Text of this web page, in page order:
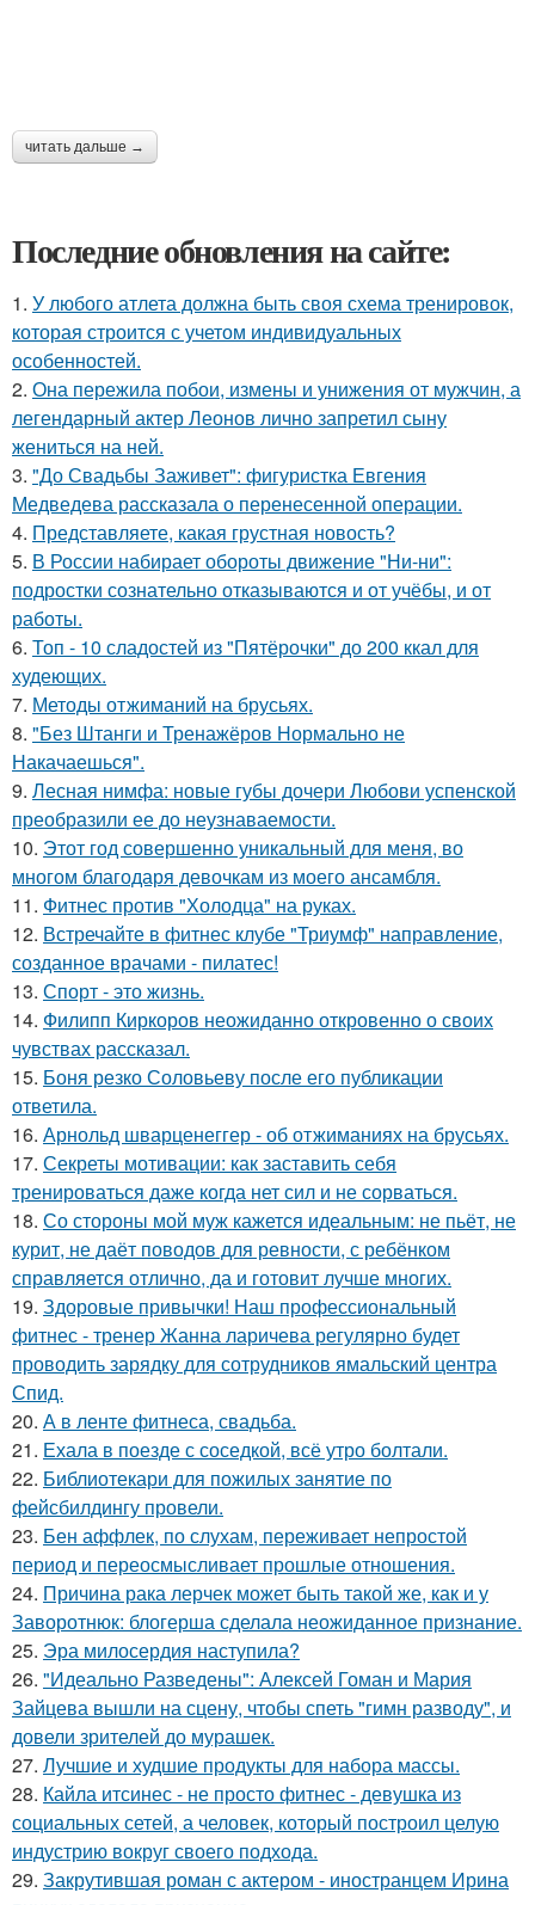
читать дальше →
Последние обновления на сайте:
1. У любого атлета должна быть своя схема тренировок,
которая строится с учетом индивидуальных
особенностей.
2. Она пережила побои, измены и унижения от мужчин, а
легендарный актер Леонов лично запретил сыну
жениться на ней.
3. "До Свадьбы Заживет": фигуристка Евгения
Медведева рассказала о перенесенной операции.
4. Представляете, какая грустная новость?
5. В России набирает обороты движение "Ни-ни":
подростки сознательно отказываются и от учёбы, и от
работы.
6. Топ - 10 сладостей из "Пятёрочки" до 200 ккал для
худеющих.
7. Методы отжиманий на брусьях.
8. "Без Штанги и Тренажёров Нормально не
Накачаешься".
9. Лесная нимфа: новые губы дочери Любови успенской
преобразили ее до неузнаваемости.
10. Этот год совершенно уникальный для меня, во
многом благодаря девочкам из моего ансамбля.
11. Фитнес против "Холодца" на руках.
12. Встречайте в фитнес клубе "Триумф" направление,
созданное врачами - пилатес!
13. Спорт - это жизнь.
14. Филипп Киркоров неожиданно откровенно о своих
чувствах рассказал.
15. Боня резко Соловьеву после его публикации
ответила.
16. Арнольд шварценеггер - об отжиманиях на брусьях.
17. Секреты мотивации: как заставить себя
тренироваться даже когда нет сил и не сорваться.
18. Со стороны мой муж кажется идеальным: не пьёт, не
курит, не даёт поводов для ревности, с ребёнком
справляется отлично, да и готовит лучше многих.
19. Здоровые привычки! Наш профессиональный
фитнес - тренер Жанна ларичева регулярно будет
проводить зарядку для сотрудников ямальский центра
Спид.
20. А в ленте фитнеса, свадьба.
21. Ехала в поезде с соседкой, всё утро болтали.
22. Библиотекари для пожилых занятие по
фейсбилдингу провели.
23. Бен аффлек, по слухам, переживает непростой
период и переосмысливает прошлые отношения.
24. Причина рака лерчек может быть такой же, как и у
Заворотнюк: блогерша сделала неожиданное признание.
25. Эра милосердия наступила?
26. "Идеально Разведены": Алексей Гоман и Мария
Зайцева вышли на сцену, чтобы спеть "гимн разводу", и
довели зрителей до мурашек.
27. Лучшие и худшие продукты для набора массы.
28. Кайла итсинес - не просто фитнес - девушка из
социальных сетей, а человек, который построил целую
индустрию вокруг своего подхода.
29. Закрутившая роман с актером - иностранцем Ирина